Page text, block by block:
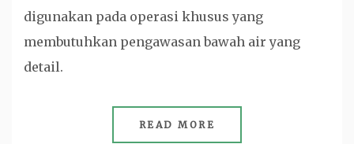
digunakan pada operasi khusus yang
membutuhkan pengawasan bawah air yang
detail.
READ MORE